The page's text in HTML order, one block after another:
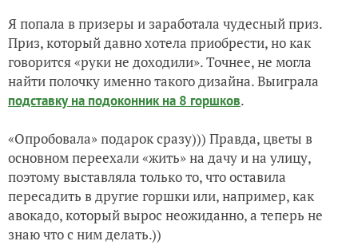
Я попала в призеры и заработала чудесный приз.
Приз, который давно хотела приобрести, но как
говорится «руки не доходили». Точнее, не могла
найти полочку именно такого дизайна. Выиграла
подставку на подоконник на 8 горшков.
«Опробовала» подарок сразу))) Правда, цветы в
основном переехали «жить» на дачу и на улицу,
поэтому выставляла только то, что оставила
пересадить в другие горшки или, например, как
авокадо, который вырос неожиданно, а теперь не
знаю что с ним делать.))